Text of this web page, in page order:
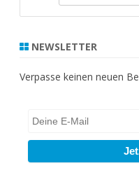
r
h
NEWSLETTER
Verpasse keinen neuen